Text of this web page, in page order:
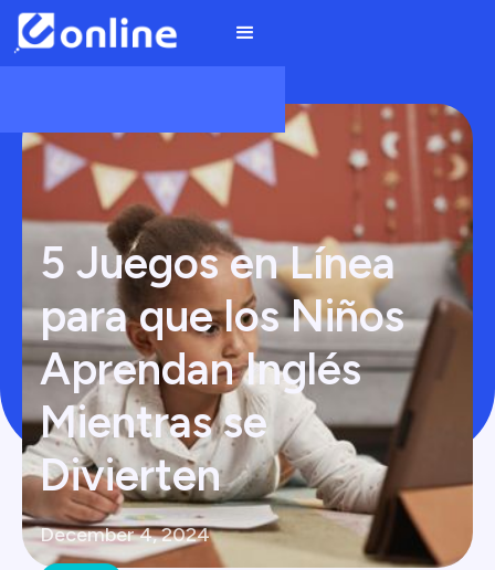
5 Juegos en Línea
para que los Niños
Aprendan Inglés
Mientras se
Divierten
December 4, 2024